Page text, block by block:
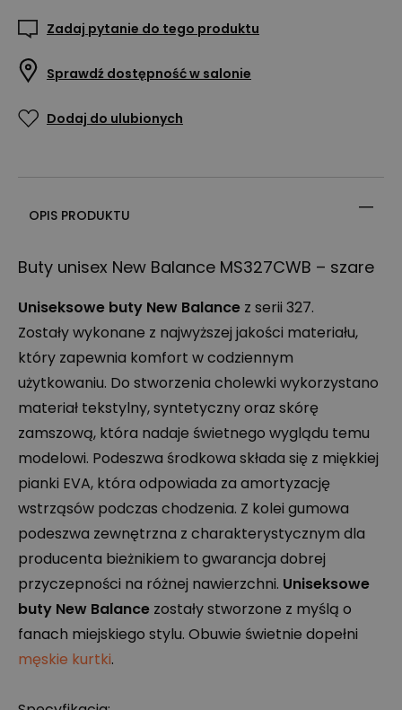
Zadaj pytanie do tego produktu
Sprawdź dostępność w salonie
Dodaj do ulubionych
OPIS PRODUKTU
Buty unisex New Balance MS327CWB – szare
Uniseksowe buty New Balance z serii 327.
Zostały wykonane z najwyższej jakości materiału,
który zapewnia komfort w codziennym
użytkowaniu. Do stworzenia cholewki wykorzystano
materiał tekstylny, syntetyczny oraz skórę
zamszową, która nadaje świetnego wyglądu temu
modelowi. Podeszwa środkowa składa się z miękkiej
pianki EVA, która odpowiada za amortyzację
wstrząsów podczas chodzenia. Z kolei gumowa
podeszwa zewnętrzna z charakterystycznym dla
producenta bieżnikiem to gwarancja dobrej
przyczepności na różnej nawierzchni. Uniseksowe
buty New Balance zostały stworzone z myślą o
fanach miejskiego stylu. Obuwie świetnie dopełni
męskie kurtki.